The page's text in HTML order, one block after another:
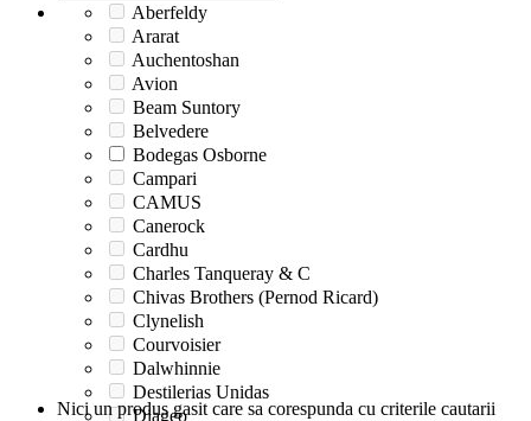
Aberfeldy
Ararat
Auchentoshan
Avion
Beam Suntory
Belvedere
Bodegas Osborne
Campari
CAMUS
Canerock
Cardhu
Charles Tanqueray & C
Chivas Brothers (Pernod Ricard)
Clynelish
Courvoisier
Dalwhinnie
Destilerias Unidas
Diageo
Nici un produs gasit care sa corespunda cu criterile cautarii